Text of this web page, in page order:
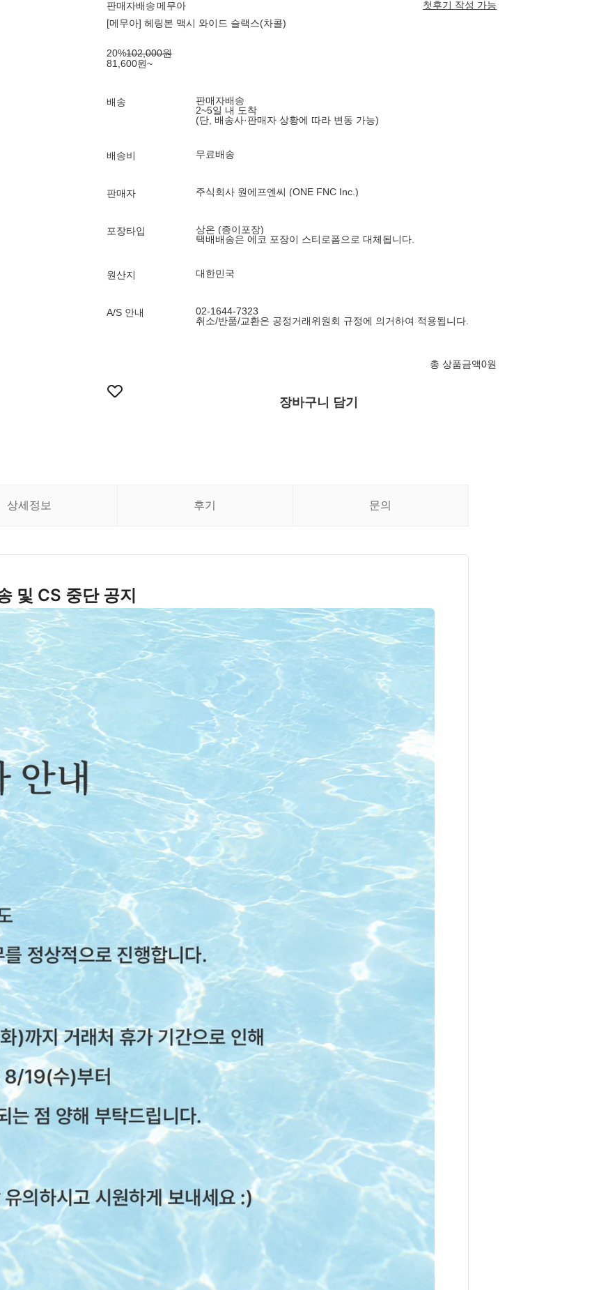
판매자배송메무아
첫후기 작성 가능
[메무아] 헤링본 맥시 와이드 슬랙스(차콜)
20%102,000원
81,600원~
배송
판매자배송
2~5일 내 도착
(단, 배송사·판매자 상황에 따라 변동 가능)
배송비 무료배송
판매자 주식회사 원에프엔씨 (ONE FNC Inc.)
포장타입
상온 (종이포장)
택배배송은 에코 포장이 스티로폼으로 대체됩니다.
원산지 대한민국
A/S 안내
02-1644-7323
취소/반품/교환은 공정거래위원회 규정에 의거하여 적용됩니다.
총 상품금액0원
장바구니 담기
상세정보 후기 문의
및 CS 중단 공지